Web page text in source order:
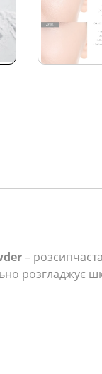
–
розгладжує